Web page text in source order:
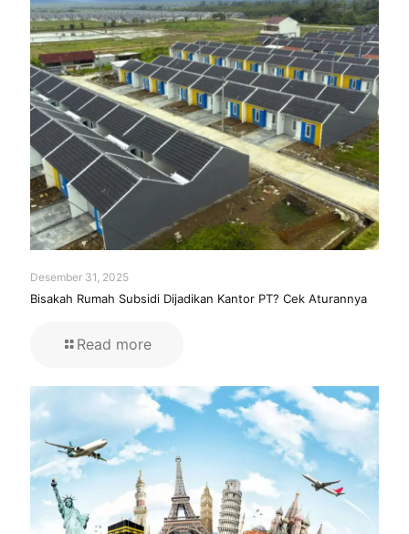
Desember 31, 2025
Bisakah Rumah Subsidi Dijadikan Kantor PT? Cek Aturannya
Read more